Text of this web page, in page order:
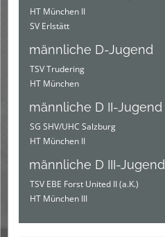
HT München II
SV Erlstätt
männliche D-Jugend
TSV Trudering
HT München
männliche D II-Jugend
SG SHV/UHC Salzburg
HT München II
männliche D III-Jugend
TSV EBE Forst United II (a.K.)
HT München III